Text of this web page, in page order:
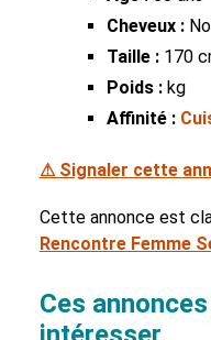
Cheveux :
Taille : 170
Poids : kg
Affinité :
⚠ Signaler cette
Cette annonce est
Rencontre Femme
Ces